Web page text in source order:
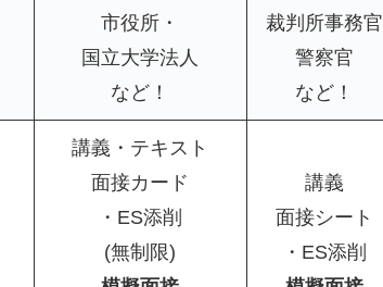
市役所・
国立大学法人
など！
裁判所事務官
警察官
など！
講義・テキスト
面接カード
・ES添削
(無制限)
講義
面接シート
・ES添削